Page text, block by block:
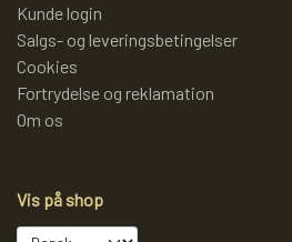
Kunde login
Salgs- og leveringsbetingelser
Cookies
Fortrydelse og reklamation
Om os
Vis på shop